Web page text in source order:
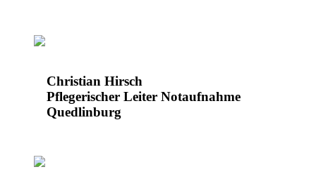
Christian Hirsch
Pflegerischer Leiter Notaufnahme
Quedlinburg